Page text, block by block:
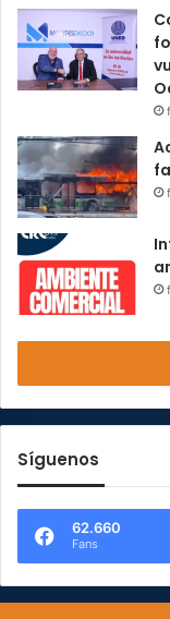
Síguenos
62.660
Fans